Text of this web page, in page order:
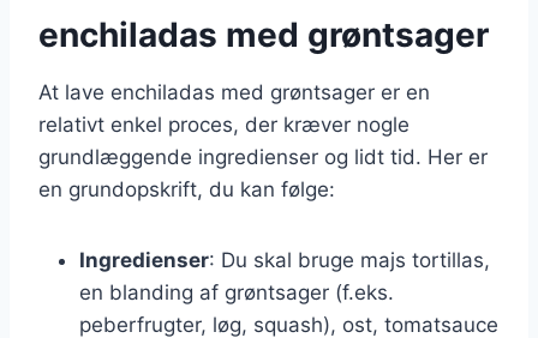
enchiladas med grøntsager
At lave enchiladas med grøntsager er en
relativt enkel proces, der kræver nogle
grundlæggende ingredienser og lidt tid. Her er
en grundopskrift, du kan følge:
Ingredienser: Du skal bruge majs tortillas,
en blanding af grøntsager (f.eks.
peberfrugter, løg, squash), ost, tomatsauce